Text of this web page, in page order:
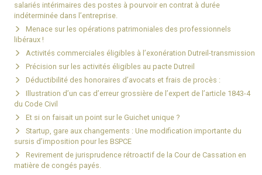
salariés intérimaires des postes à pourvoir en contrat à durée
indéterminée dans l’entreprise.
Menace sur les opérations patrimoniales des professionnels
libéraux !
Activités commerciales éligibles à l’exonération Dutreil-transmission
Précision sur les activités éligibles au pacte Dutreil
Déductibilité des honoraires d’avocats et frais de procès :
Illustration d’un cas d’erreur grossière de l’expert de l’article 1843-4
du Code Civil
Et si on faisait un point sur le Guichet unique ?
Startup, gare aux changements : Une modification importante du
sursis d’imposition pour les BSPCE
Revirement de jurisprudence rétroactif de la Cour de Cassation en
matière de congés payés.